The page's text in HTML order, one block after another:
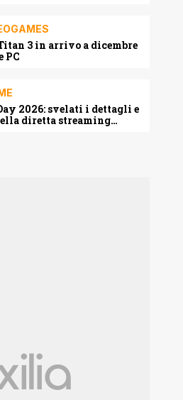
3 in arrivo a dicembre
PC
2026: svelati i dettagli e
diretta streaming